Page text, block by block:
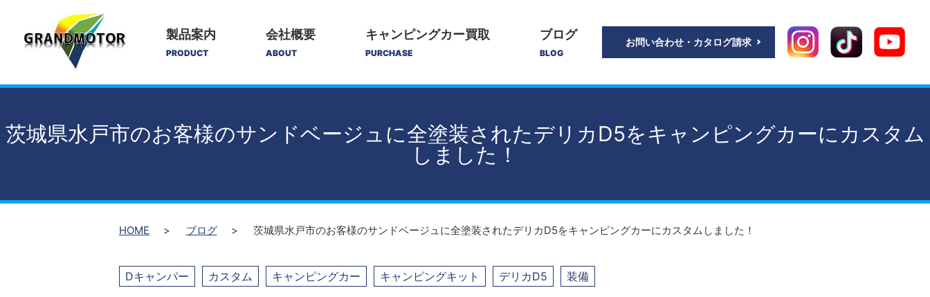
製品案内
PRODUCT
会社概要
ABOUT
キャンピングカー買取
PURCHASE
ブログ
BLOG
お問い合わせ・カタログ請求
茨城県水戸市のお客様のサンドベージュに全塗装されたデリカD5をキャンピングカーにカスタム
しました！
HOME ブログ 茨城県水戸市のお客様のサンドベージュに全塗装されたデリカD5をキャンピングカーにカスタムしました！
Dキャンパー カスタム キャンピングカー キャンピングキット デリカD5 装備